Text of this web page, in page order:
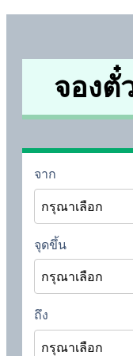
จองตั๋